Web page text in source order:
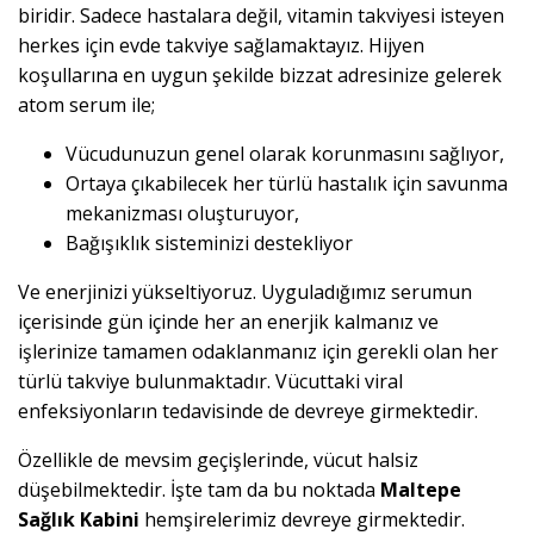
biridir. Sadece hastalara değil, vitamin takviyesi isteyen
herkes için evde takviye sağlamaktayız. Hijyen
koşullarına en uygun şekilde bizzat adresinize gelerek
atom serum ile;
Vücudunuzun genel olarak korunmasını sağlıyor,
Ortaya çıkabilecek her türlü hastalık için savunma
mekanizması oluşturuyor,
Bağışıklık sisteminizi destekliyor
Ve enerjinizi yükseltiyoruz. Uyguladığımız serumun
içerisinde gün içinde her an enerjik kalmanız ve
işlerinize tamamen odaklanmanız için gerekli olan her
türlü takviye bulunmaktadır. Vücuttaki viral
enfeksiyonların tedavisinde de devreye girmektedir.
Özellikle de mevsim geçişlerinde, vücut halsiz
düşebilmektedir. İşte tam da bu noktada Maltepe
Sağlık Kabini hemşirelerimiz devreye girmektedir.